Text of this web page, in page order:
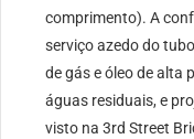
comprimento). A
serviço azedo do
de gás e óleo de alta
águas residuais, e
visto na 3rd Street